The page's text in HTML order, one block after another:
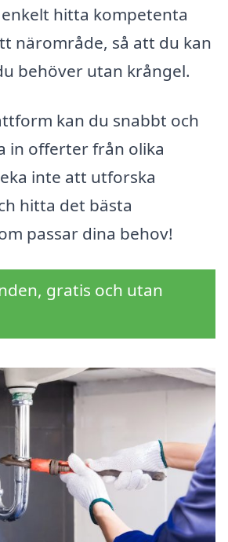
hitta kompetenta
närområde, så att du kan
behöver utan krångel.
kan du snabbt och
in offerter från olika
inte att utforska
hitta det bästa
passar dina behov!
gratis och utan